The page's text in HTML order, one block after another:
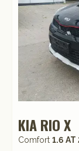
KIA RIO X
Comfort 1.6 АТ